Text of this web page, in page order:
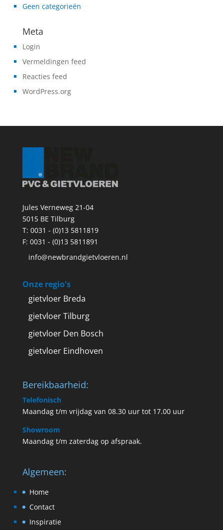
Geen categorieën
Meta
Login
Vermeldingen feed
Reacties feed
WordPress.org
Jules Verneweg 21-04
5015 BE Tilburg
T: 0031 - (0)13 5811819
F: 0031 - (0)13 5811891
info@newbrandgietvloeren.nl
Onze regio's
gietvloer Breda
gietvloer Tilburg
gietvloer Den Bosch
gietvloer Eindhoven
Bereikbaarheid:
Telefonisch
Maandag t/m vrijdag van 08.30 uur tot 17.00 uur
Showroom
Maandag t/m zaterdag op afspraak.
Algemeen:
Home
Contact
Inspiratie